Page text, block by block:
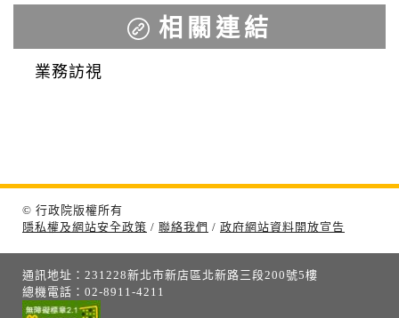
相關連結
業務訪視
© 行政院版權所有
隱私權及網站安全政策 / 聯絡我們 / 政府網站資料開放宣告
通訊地址：231228新北市新店區北新路三段200號5樓
總機電話：02-8911-4211